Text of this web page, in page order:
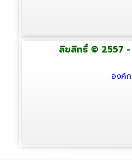
ลิขสิทธิ์ © 2557 -
องค์